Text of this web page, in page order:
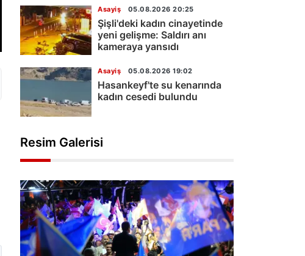
Asayiş 05.08.2026 20:25
Şişli'deki kadın cinayetinde
yeni gelişme: Saldırı anı
kameraya yansıdı
Asayiş 05.08.2026 19:02
Hasankeyf'te su kenarında
kadın cesedi bulundu
Resim Galerisi